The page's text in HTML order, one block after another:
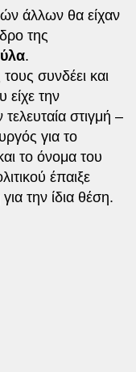
άλλων θα είχαν
της
.
συνδέει και
είχε την
στιγμή –
για το
το όνομα του
έπαιξε
την ίδια θέση.